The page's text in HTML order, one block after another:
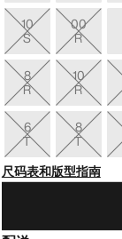
10
S
00
R
8
R
10
R
6
T
8
T
尺码表和版型指南